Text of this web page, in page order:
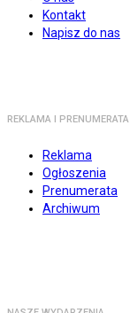
Kontakt
Napisz do nas
REKLAMA I PRENUMERATA
Reklama
Ogłoszenia
Prenumerata
Archiwum